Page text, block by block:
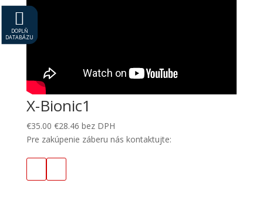

DOPLŇ
DATABÁZU
X-Bionic1
€35.00 €28.46 bez DPH
Pre zakúpenie záberu nás kontaktujte: